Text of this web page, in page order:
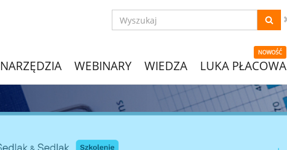
NARZĘDZIA WEBINARY WIEDZA
NOWOŚĆ
LUKA PŁACOWA